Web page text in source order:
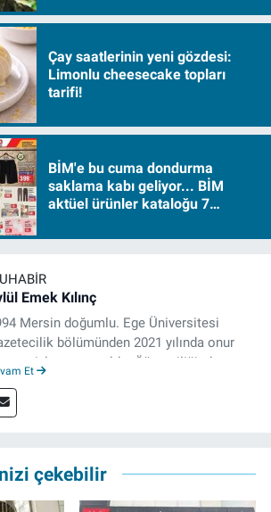
Çay saatlerinin yeni gözdesi:
Limonlu cheesecake topları
tarifi!
BİM'e bu cuma dondurma
saklama kabı geliyor... BİM
aktüel ürünler kataloğu 7
Emek Kılınç
Mersin doğumlu. Ege Üniversitesi
bölümünden 2021 yılında onur
mezun oldu. Öğrenciliğinde
dışında kapatılana kadar Artı TV
TELE1 TV Ankara bürolarında editör ve
Et
çekebilir